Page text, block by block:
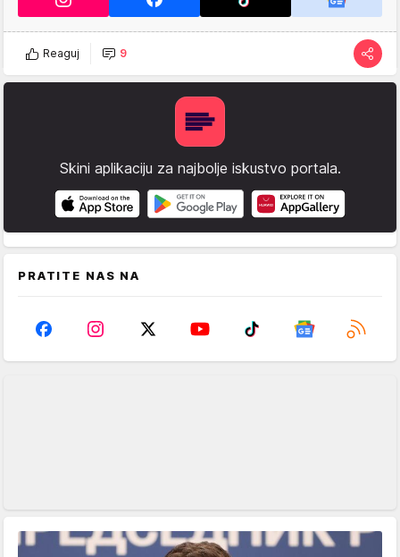
Reaguj 9
Skini aplikaciju za najbolje iskustvo portala.
PRATITE NAS NA